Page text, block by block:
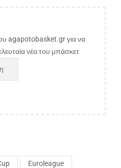
agapotobasket.gr για να
νέα του μπάσκετ
Euroleague